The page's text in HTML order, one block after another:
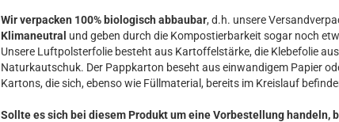
Wir verpacken 100% biologisch abbaubar, d.h. unsere
Klimaneutral und geben durch die Kompostierbarkeit sogar noch
Unsere Luftpolsterfolie besteht aus Kartoffelstärke, die Klebefolie
Naturkautschuk. Der Pappkarton beseht aus einwandigem Papier
Kartons, die sich, ebenso wie Füllmaterial, bereits im Kreislauf
Sollte es sich bei diesem Produkt um eine Vorbestellung handeln,